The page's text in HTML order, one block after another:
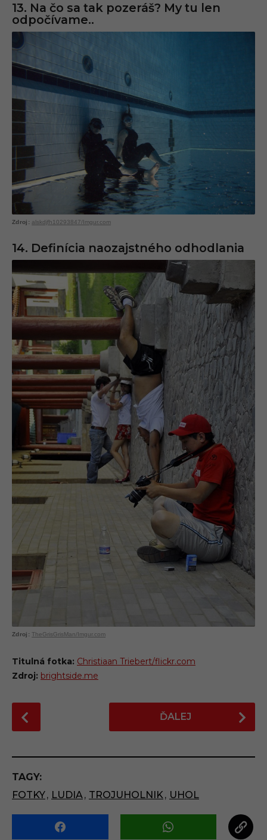
13. Na čo sa tak pozeráš? My tu len
odpočívame..
alskdjfh10293847/Imgur.com
14. Definícia naozajstného odhodlania
TheGrisGrisMan/Imgur.com
Titulná fotka: Christiaan Triebert/flickr.com
Zdroj: brightside.me
o
t
P
a
g
i
ĎALEJ
TAGY:
FOTKY, LUDIA , TROJUHOLNIK , UHOL